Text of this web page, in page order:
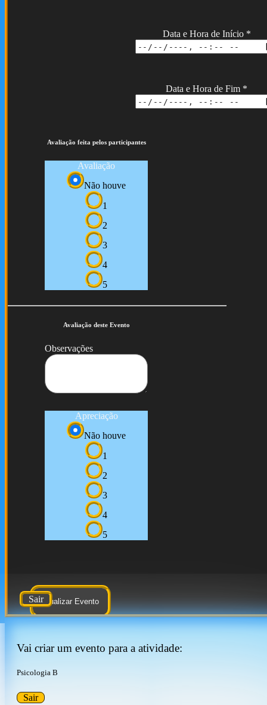
Data e Hora de Início *
Data e Hora de Fim *
Avaliação feita pelos participantes
Avaliação
Não houve
1
2
3
4
5
Avaliação deste Evento
Observações
Apreciação
Não houve
1
2
3
4
5
Atualizar Evento
Sair
Vai criar um evento para a atividade:
Psicologia B
Sair